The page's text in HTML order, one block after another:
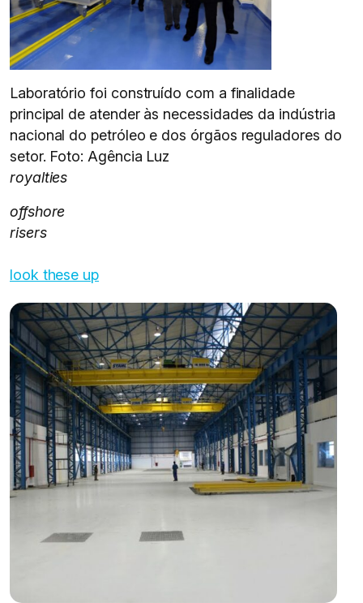
Laboratório foi construído com a finalidade
principal de atender às necessidades da indústria
nacional do petróleo e dos órgãos reguladores do
setor. Foto: Agência Luz
royalties
offshore
risers
look these up